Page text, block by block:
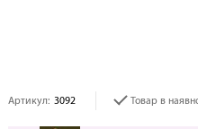
Артикул: 3092 Товар в